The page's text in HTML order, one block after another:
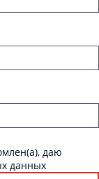
даю
данных